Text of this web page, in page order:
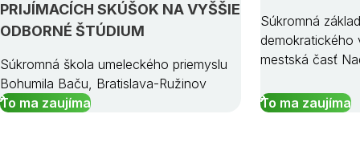
PRIJÍMACÍCH SKÚŠOK NA VYŠŠIE
ODBORNÉ ŠTÚDIUM
Súkromná škola umeleckého priemyslu
Bohumila Baču, Bratislava-Ružinov
To ma zaujíma
Súkromná
demokratického
mestská časť
To ma zaujíma